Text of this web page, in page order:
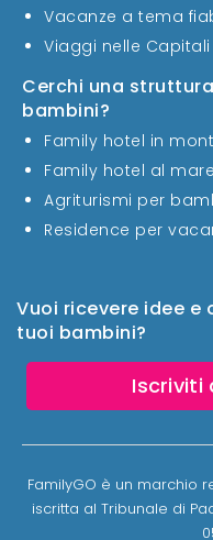
Vuoi ricevere idee
tuoi bambini?
Iscriviti
Vacanze a tema
Viaggi nelle Capitali
Cerchi una
bambini?
Family hotel in
Family hotel al mare
Agriturismi per
Residence per
FamilyGO è un marchio
iscritta al Tribunale di